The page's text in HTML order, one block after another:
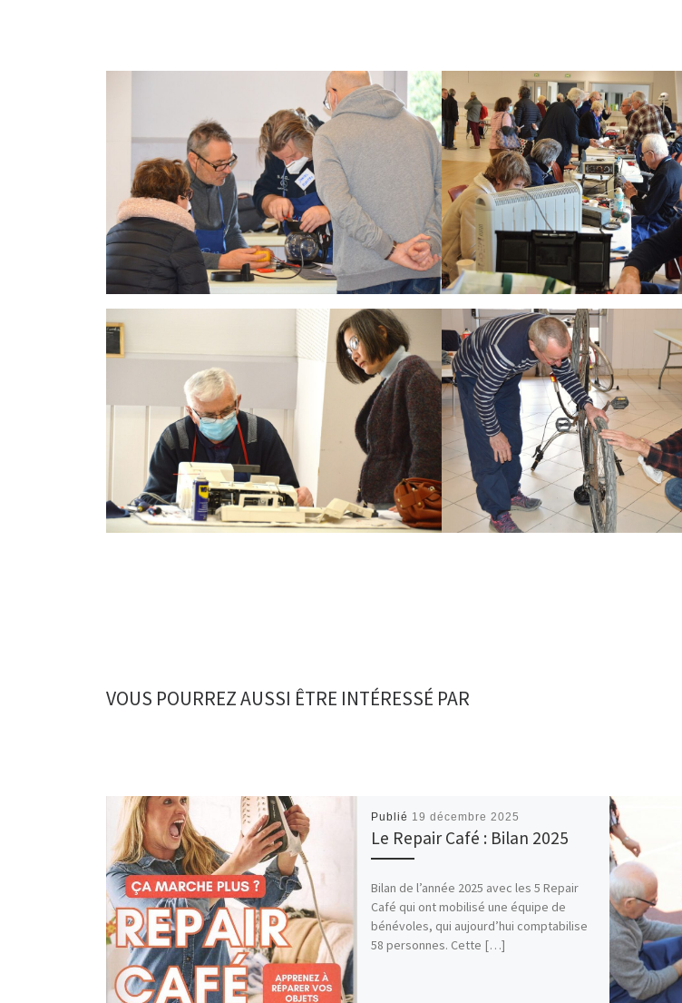
VOUS POURREZ AUSSI ÊTRE INTÉRESSÉ PAR
Publié 19 décembre 2025
Le Repair Café : Bilan 2025
Bilan de l’année 2025 avec les 5 Repair
Café qui ont mobilisé une équipe de
bénévoles, qui aujourd’hui comptabilise
58 personnes. Cette […]